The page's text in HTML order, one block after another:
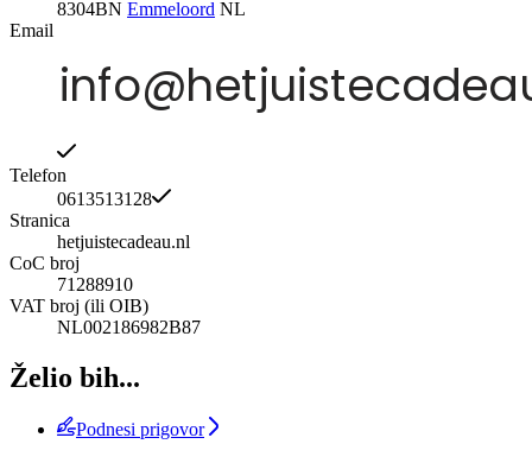
8304BN Emmeloord NL
Email
Telefon
0613513128
Stranica
hetjuistecadeau.nl
CoC broj
71288910
VAT broj (ili OIB)
NL002186982B87
Želio bih...
Podnesi prigovor